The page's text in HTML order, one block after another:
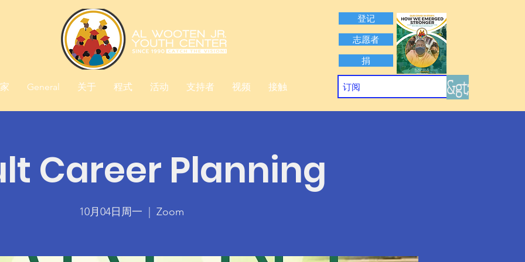
登记
志愿者
捐
家 General 关于 程式 活动 支持者 视频 接触 &gt;
Career Planning
10月04日周一 Zoom